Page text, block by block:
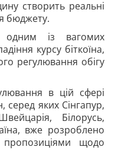
створить реальні
бюджету.
одним із вагомих
курсу біткоїна,
регулювання обігу
в цій сфері
серед яких Сінгапур,
Білорусь,
вже розроблено
пропозиціями щодо